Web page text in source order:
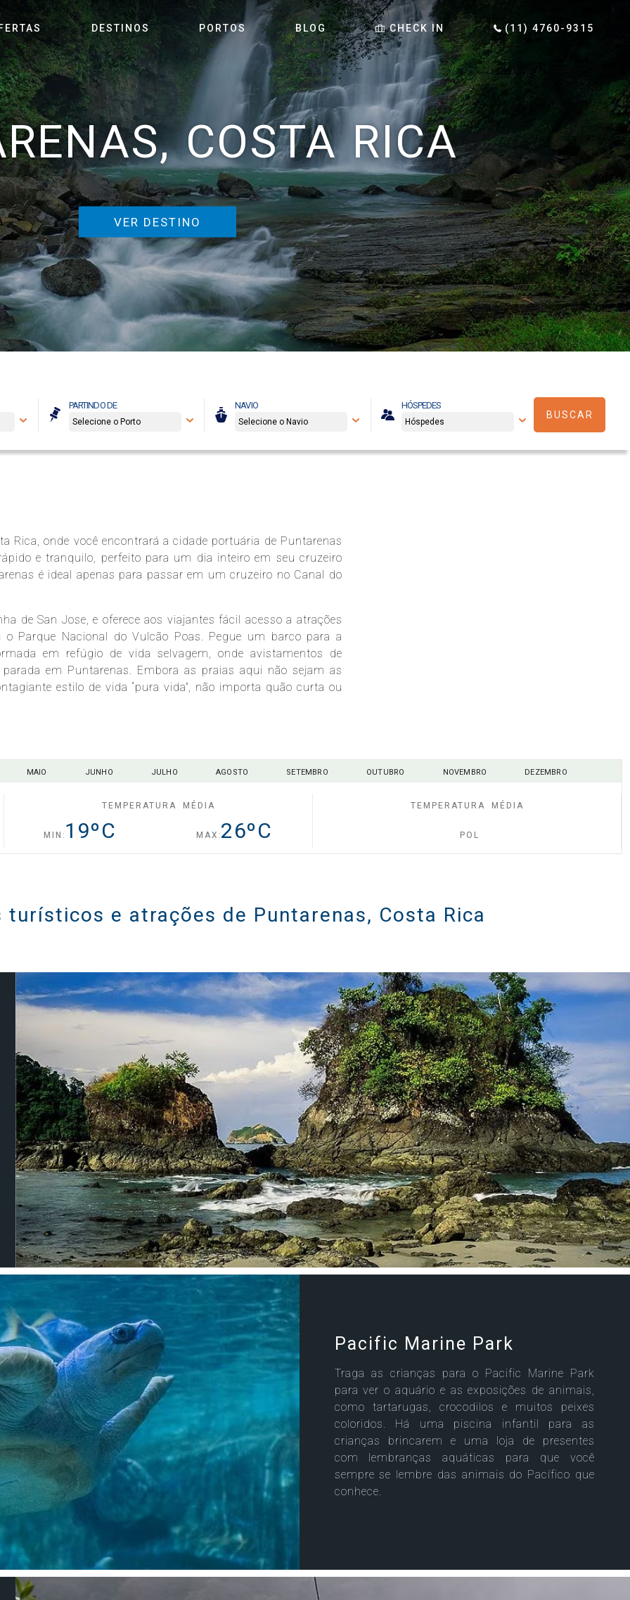
DESTINOS PORTOS BLOG CHECK IN (11) 4760-9315
COSTA RICA
VER DESTINO
PARTINDO DE NAVIO HÓSPEDES
BUSCAR
Rica, onde você encontrará a cidade portuária de Puntarenas
e tranquilo, perfeito para um dia inteiro em seu cruzeiro
é ideal apenas para passar em um cruzeiro no Canal do
de San Jose, e oferece aos viajantes fácil acesso a atrações
Parque Nacional do Vulcão Poas. Pegue um barco para a
em refúgio de vida selvagem, onde avistamentos de
em Puntarenas. Embora as praias aqui não sejam as
estilo de vida “pura vida”, não importa quão curta ou
MAIO JUNHO JULHO AGOSTO SETEMBRO OUTUBRO NOVEMBRO DEZEMBRO
TEMPERATURA MÉDIA
MIN: 19ºC MAX:26ºC
TEMPERATURA MÉDIA
POL
e atrações de Puntarenas, Costa Rica
Pacific Marine Park
Traga as crianças para o Pacific Marine Park
para ver o aquário e as exposições de animais,
como tartarugas, crocodilos e muitos peixes
coloridos. Há uma piscina infantil para as
crianças brincarem e uma loja de presentes
com lembranças aquáticas para que você
sempre se lembre das animais do Pacífico que
conhece.